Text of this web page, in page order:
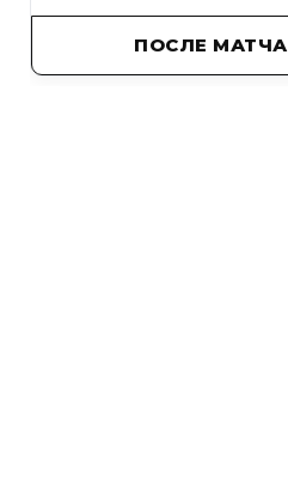
ПОСЛЕ МАТЧА